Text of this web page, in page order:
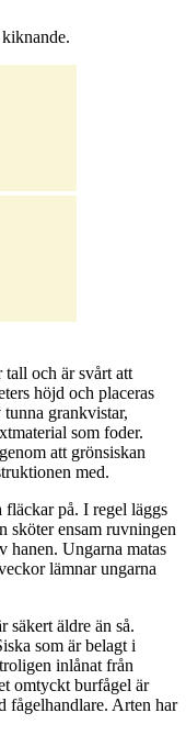
och är svårt att
höjd och placeras
grankvistar,
som foder.
att grönsiskan
med.
på. I regel läggs
sköter ensam ruvningen
hanen. Ungarna matas
lämnar ungarna
säkert äldre än så.
som är belagt i
inlånat från
omtyckt burfågel är
fågelhandlare. Arten har